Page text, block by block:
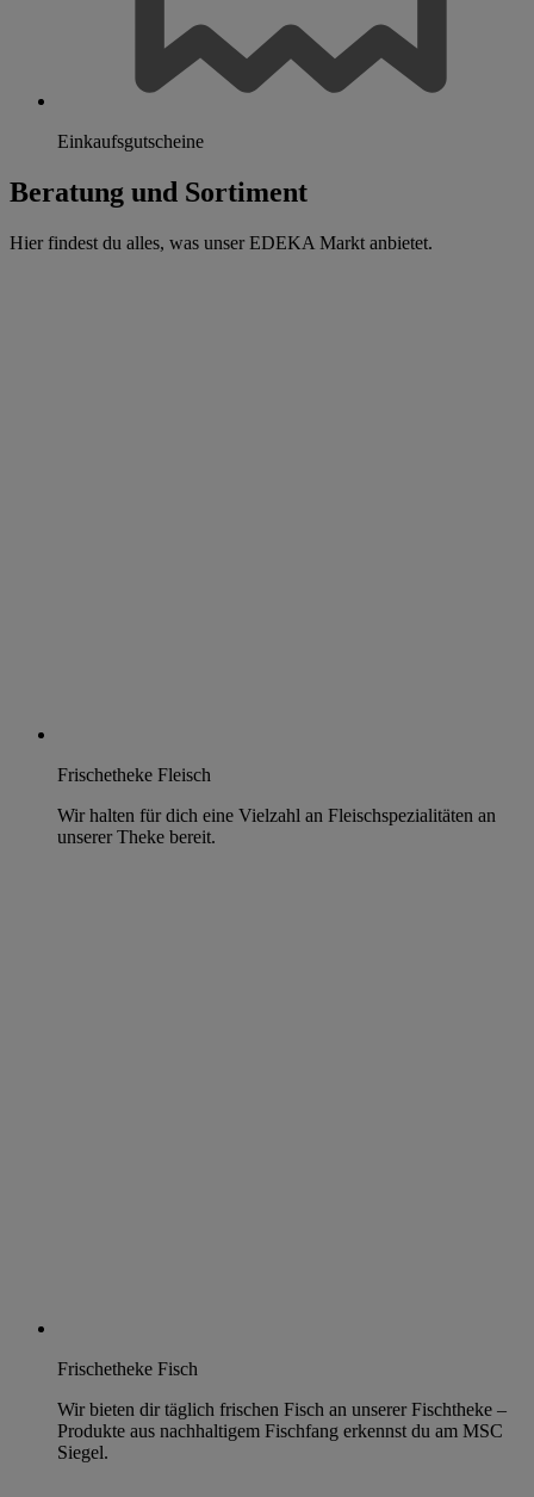
Einkaufsgutscheine
Beratung und Sortiment
Hier findest du alles, was unser EDEKA Markt anbietet.
Frischetheke Fleisch
Wir halten für dich eine Vielzahl an Fleischspezialitäten an
unserer Theke bereit.
Frischetheke Fisch
Wir bieten dir täglich frischen Fisch an unserer Fischtheke –
Produkte aus nachhaltigem Fischfang erkennst du am MSC
Siegel.